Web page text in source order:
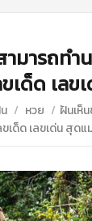
มารถทำ
เด็ด เลข
/ หวย / ฝันเห็
เด็ด เลขเด่น สุดแ